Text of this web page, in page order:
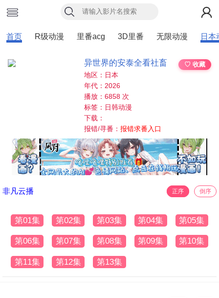
首页 R级动漫 里番acg 3D里番 无限动漫 日本
异世界的安泰全看社畜
♡ 收藏
地区：日本
年代：2026
播放：6858 次
标签：日韩动漫
下载：
报错/寻番：报错求番入口
非凡云播 正序 倒序
第01集 第02集 第03集 第04集 第05集
第06集 第07集 第08集 第09集 第10集
第11集 第12集 第13集